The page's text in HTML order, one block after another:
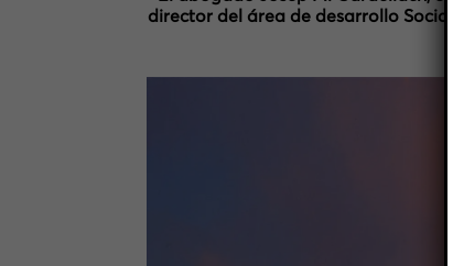
director del área de desarrollo